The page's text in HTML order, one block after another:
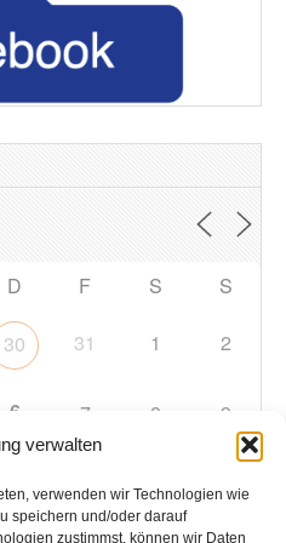
verwalten
verwenden wir Technologien wie
speichern und/oder darauf
zustimmst, können wir Daten
D F S S
30 31 1 2
6 7 8 9
13 14 15